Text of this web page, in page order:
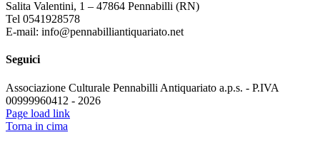
Salita Valentini, 1 – 47864 Pennabilli (RN)
Tel 0541928578
E-mail: info@pennabilliantiquariato.net
Seguici
Associazione Culturale Pennabilli Antiquariato a.p.s. - P.IVA
00999960412 - 2026
Page load link
Torna in cima